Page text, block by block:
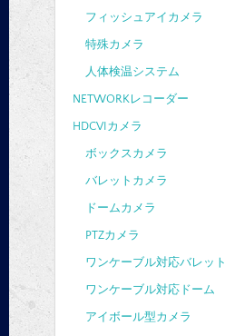
フィッシュアイカメラ
特殊カメラ
人体検温システム
NETWORKレコーダー
HDCVIカメラ
ボックスカメラ
バレットカメラ
ドームカメラ
PTZカメラ
ワンケーブル対応バレット
ワンケーブル対応ドーム
アイボール型カメラ